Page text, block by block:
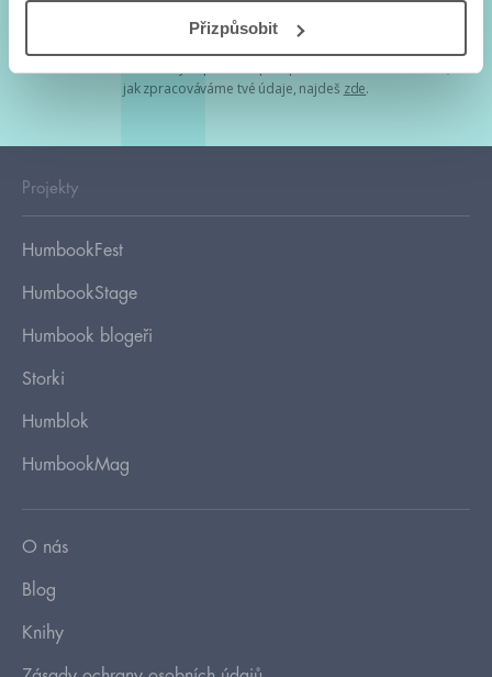
Přizpůsobit
Tvá e-mailová adresa je u nás v bezpečí. Přečti si
jak zpracováváme tvé údaje, najdeš zde.
Projekty
HumbookFest
HumbookStage
Humbook blogeři
Storki
Humblok
HumbookMag
O nás
Blog
Knihy